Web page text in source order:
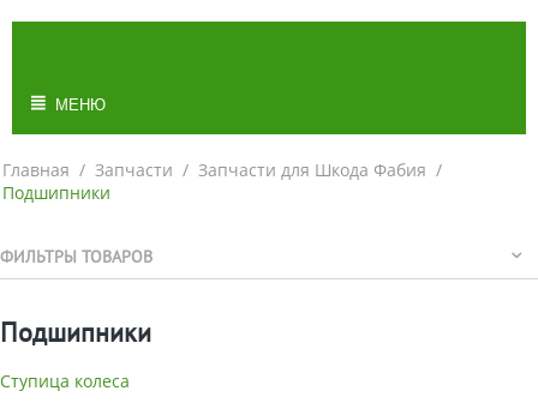
МЕНЮ
Главная / Запчасти / Запчасти для Шкода Фабия /
Подшипники
ФИЛЬТРЫ ТОВАРОВ
Подшипники
Ступица колеса